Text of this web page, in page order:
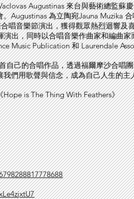
Augustinas 來台與藝術總監蘇
Augustinas 為立陶宛Jauna Muzika
唱音樂節演出，獲得觀眾熱烈迴響及
出，同時以合唱音樂作曲家和編曲家
Music Publication 和 Laurendale
自己的合唱作品，透過福爾摩沙合唱
們用歌聲與信念，成為自己人生的主
is The Thing With Feathers》